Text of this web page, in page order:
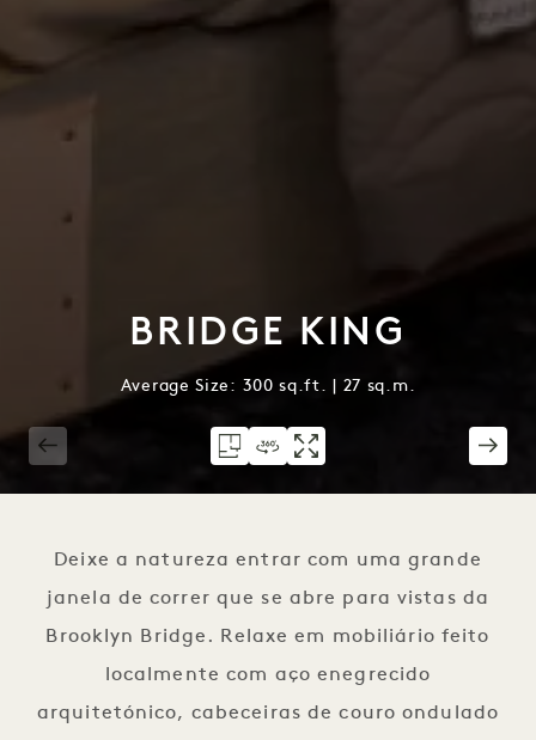
BRIDGE KING
Average Size: 300 sq.ft. | 27 sq.m.
Deixe a natureza entrar com uma grande
janela de correr que se abre para vistas da
Brooklyn Bridge. Relaxe em mobiliário feito
localmente com aço enegrecido
arquitetónico, cabeceiras de couro ondulado